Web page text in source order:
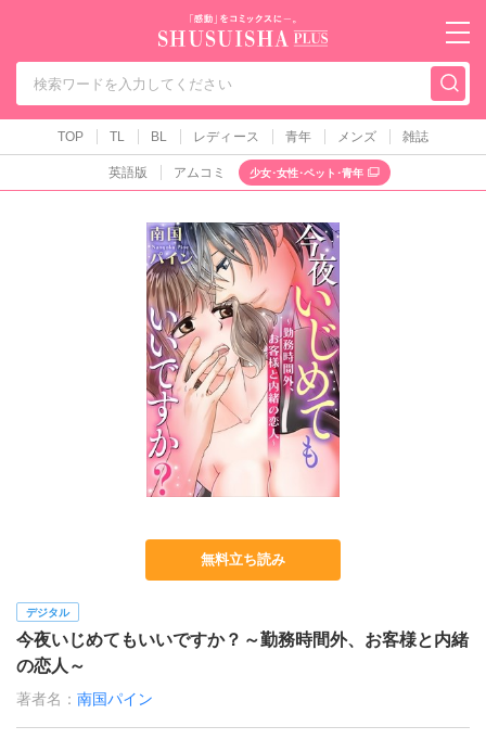
秋水社PLUS（テ
TOP TL BL レディース 青年 メンズ 雑誌
英語版 アムコミ 少女･女性･ペット･青年
無料立ち読み
デジタル
今夜いじめてもいいですか？～勤務時間外、お客様と内緒
の恋人～
著者名：南国パイン